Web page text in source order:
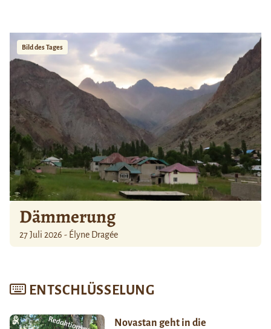
Bild des Tages
Dämmerung
27 Juli 2026 - Élyne Dragée
ENTSCHLÜSSELUNG
Novastan geht in die